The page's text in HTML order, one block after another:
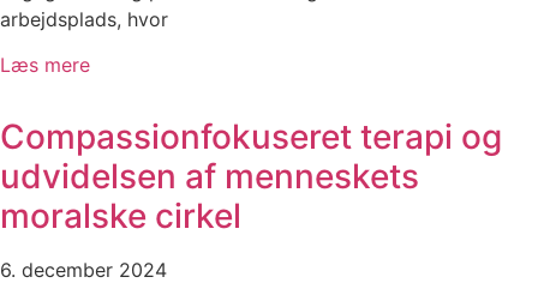
arbejdsplads, hvor
Læs mere
Compassionfokuseret terapi og
udvidelsen af menneskets
moralske cirkel
6. december 2024